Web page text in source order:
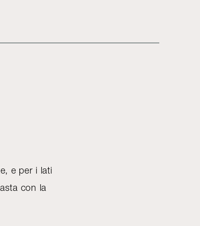
e per i lati
con la